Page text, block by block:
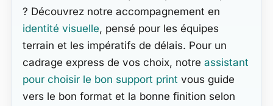
? Découvrez notre accompagnement en
identité visuelle, pensé pour les équipes
terrain et les impératifs de délais. Pour un
cadrage express de vos choix, notre assistant
pour choisir le bon support print vous guide
vers le bon format et la bonne finition selon